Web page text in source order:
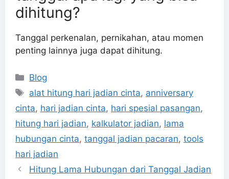
dihitung?
Tanggal perkenalan, pernikahan, atau momen
penting lainnya juga dapat dihitung.
Categories
Blog
Tags
alat hitung hari jadian cinta, anniversary
cinta, hari jadian cinta, hari spesial pasangan,
hitung hari jadian, kalkulator jadian, lama
hubungan cinta, tanggal jadian pacaran, tools
hari jadian
Hitung Lama Hubungan dari Tanggal Jadian